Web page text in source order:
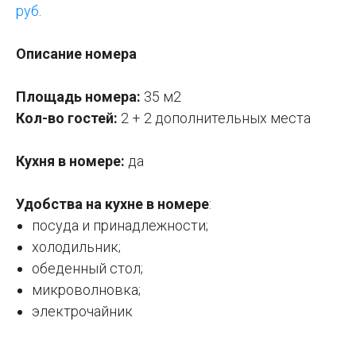
руб.
Описание номера
Площадь номера: 35 м2
Кол-во гостей: 2 + 2 дополнительных места
Кухня в номере: да
Удобства на кухне в номере:
посуда и принадлежности;
холодильник;
обеденный стол;
микроволновка;
электрочайник